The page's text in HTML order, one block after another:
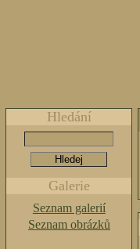
Hledání
Galerie
Seznam galerií
Seznam obrázků